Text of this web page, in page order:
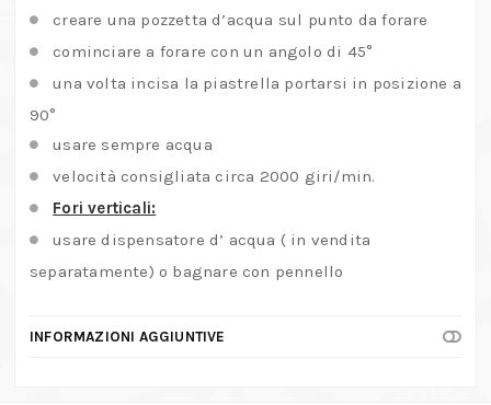
creare una pozzetta d’acqua sul punto da forare
cominciare a forare con un angolo di 45°
una volta incisa la piastrella portarsi in posizione a
90°
usare sempre acqua
velocità consigliata circa 2000 giri/min.
Fori verticali:
usare dispensatore d’ acqua ( in vendita
separatamente) o bagnare con pennello
INFORMAZIONI AGGIUNTIVE